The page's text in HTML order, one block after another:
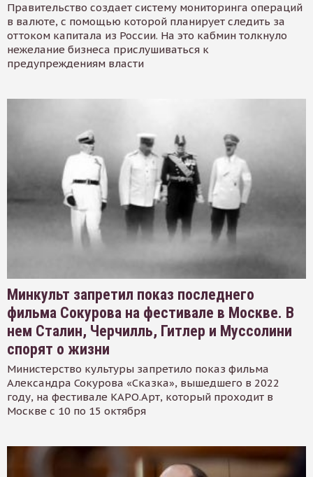
Правительство создает систему мониторинга операций
в валюте, с помощью которой планирует следить за
оттоком капитала из России. На это кабмин толкнуло
нежелание бизнеса прислушиваться к
предупреждениям власти
Минкульт запретил показ последнего
фильма Сокурова на фестивале в Москве. В
нем Сталин, Черчилль, Гитлер и Муссолини
спорят о жизни
Министерство культуры запретило показ фильма
Александра Сокурова «Сказка», вышедшего в 2022
году, на фестивале КАРО.Арт, который проходит в
Москве с 10 по 15 октября